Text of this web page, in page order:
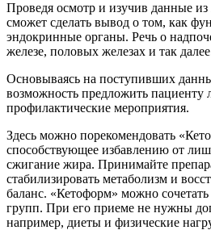
Проведя осмотр и изучив данные из
сможет сделать вывод о том, как
эндокринные органы. Речь о
железе, половых железах и так
Основываясь на поступивших
возможность предложить пациенту
профилактические мероприятия.
Здесь можно порекомендовать
способствующее избавлению от
сжигание жира. Принимайте
стабилизировать метаболизм и
баланс. «Кетоформ» можно
групп. При его приеме не нужны
например, диеты и физические